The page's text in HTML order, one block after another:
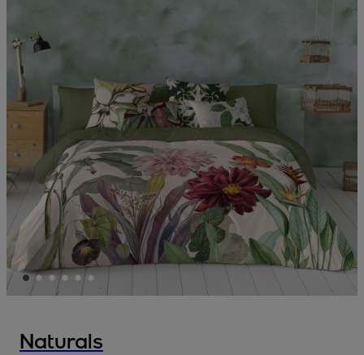
Naturals